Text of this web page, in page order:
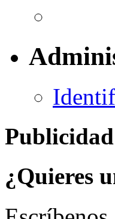
Publicidad
¿Quieres